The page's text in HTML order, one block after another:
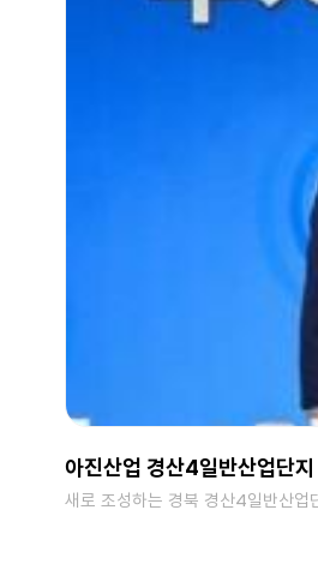
아진산업 경산4일반산업단
새로 조성하는 경북 경산4일반산업